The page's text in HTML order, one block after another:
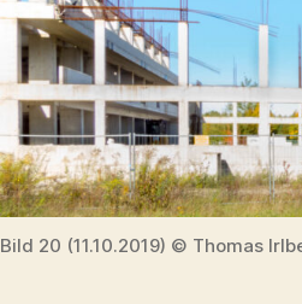
Bild 20 (11.10.2019) © Thomas